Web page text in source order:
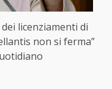
licenziamenti di
non si ferma”